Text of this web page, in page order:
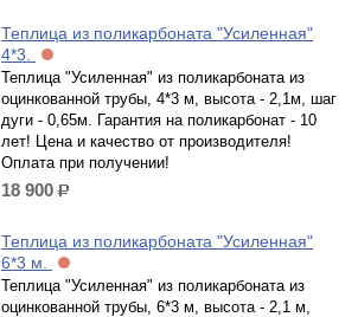
Теплица из поликарбоната "Усиленная"
4*3.
Теплица "Усиленная" из поликарбоната из
оцинкованной трубы, 4*3 м, высота - 2,1м, шаг
дуги - 0,65м. Гарантия на поликарбонат - 10
лет! Цена и качество от производителя!
Оплата при получении!
18 900 р.
Теплица из поликарбоната "Усиленная"
6*3 м.
Теплица "Усиленная" из поликарбоната из
оцинкованной трубы, 6*3 м, высота - 2,1 м,